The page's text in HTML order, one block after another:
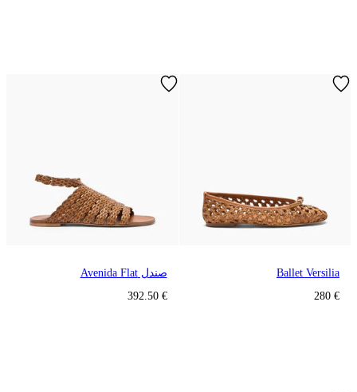
Ballet Versilia
€ 280
صندل Avenida Flat
€ 392.50